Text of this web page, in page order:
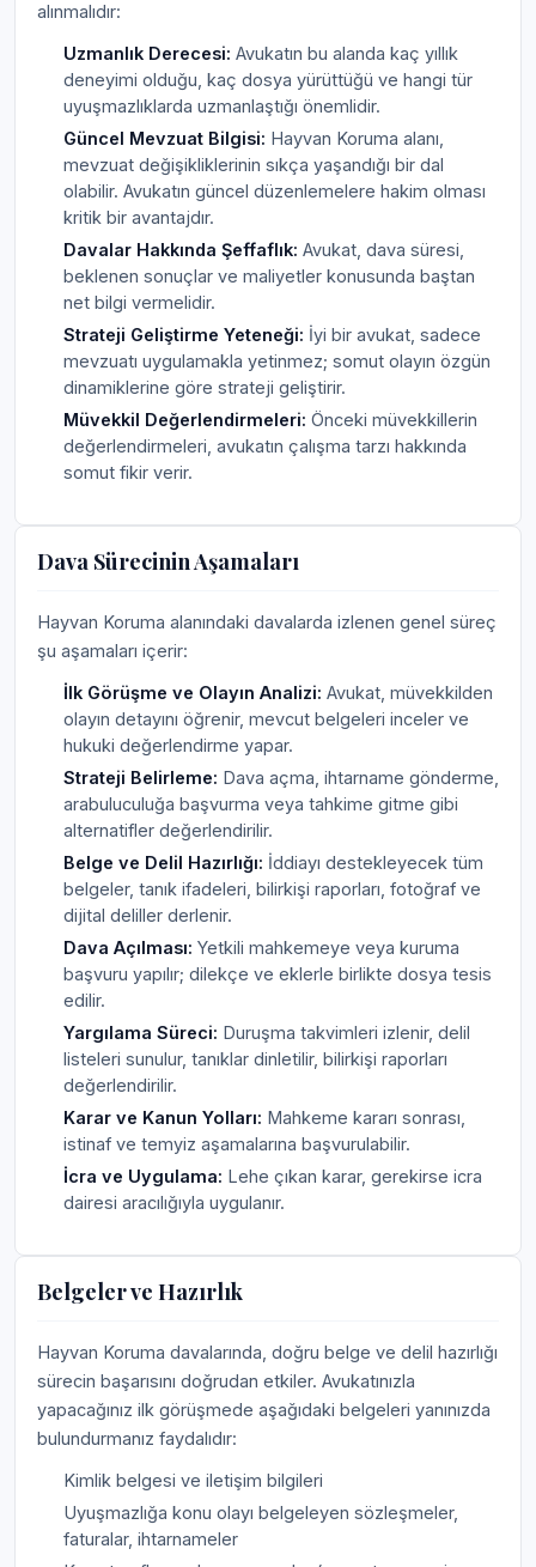
alınmalıdır:
Uzmanlık Derecesi: Avukatın bu alanda kaç yıllık
deneyimi olduğu, kaç dosya yürüttüğü ve hangi tür
uyuşmazlıklarda uzmanlaştığı önemlidir.
Güncel Mevzuat Bilgisi: Hayvan Koruma alanı,
mevzuat değişikliklerinin sıkça yaşandığı bir dal
olabilir. Avukatın güncel düzenlemelere hakim olması
kritik bir avantajdır.
Davalar Hakkında Şeffaflık: Avukat, dava süresi,
beklenen sonuçlar ve maliyetler konusunda baştan
net bilgi vermelidir.
Strateji Geliştirme Yeteneği: İyi bir avukat, sadece
mevzuatı uygulamakla yetinmez; somut olayın özgün
dinamiklerine göre strateji geliştirir.
Müvekkil Değerlendirmeleri: Önceki müvekkillerin
değerlendirmeleri, avukatın çalışma tarzı hakkında
somut fikir verir.
Dava Sürecinin Aşamaları
Hayvan Koruma alanındaki davalarda izlenen genel süreç
şu aşamaları içerir:
İlk Görüşme ve Olayın Analizi: Avukat, müvekkilden
olayın detayını öğrenir, mevcut belgeleri inceler ve
hukuki değerlendirme yapar.
Strateji Belirleme: Dava açma, ihtarname gönderme,
arabuluculuğa başvurma veya tahkime gitme gibi
alternatifler değerlendirilir.
Belge ve Delil Hazırlığı: İddiayı destekleyecek tüm
belgeler, tanık ifadeleri, bilirkişi raporları, fotoğraf ve
dijital deliller derlenir.
Dava Açılması: Yetkili mahkemeye veya kuruma
başvuru yapılır; dilekçe ve eklerle birlikte dosya tesis
edilir.
Yargılama Süreci: Duruşma takvimleri izlenir, delil
listeleri sunulur, tanıklar dinletilir, bilirkişi raporları
değerlendirilir.
Karar ve Kanun Yolları: Mahkeme kararı sonrası,
istinaf ve temyiz aşamalarına başvurulabilir.
İcra ve Uygulama: Lehe çıkan karar, gerekirse icra
dairesi aracılığıyla uygulanır.
Belgeler ve Hazırlık
Hayvan Koruma davalarında, doğru belge ve delil hazırlığı
sürecin başarısını doğrudan etkiler. Avukatınızla
yapacağınız ilk görüşmede aşağıdaki belgeleri yanınızda
bulundurmanız faydalıdır:
Kimlik belgesi ve iletişim bilgileri
Uyuşmazlığa konu olayı belgeleyen sözleşmeler,
faturalar, ihtarnameler